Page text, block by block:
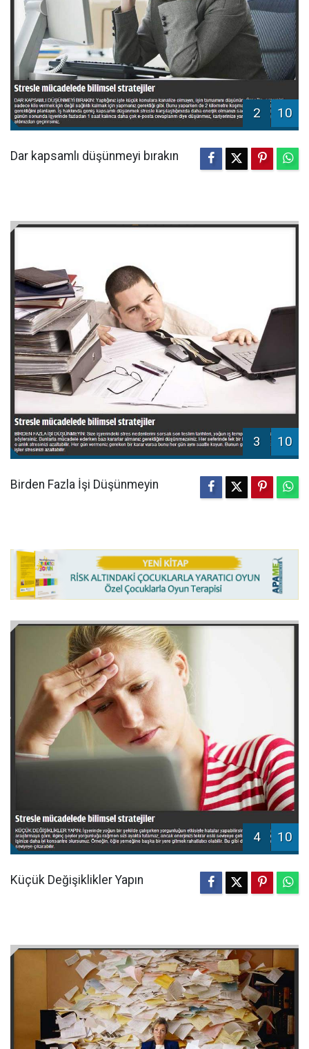
2 10
Dar kapsamlı düşünmeyi bırakın
3 10
Birden Fazla İşi Düşünmeyin
4 10
Küçük Değişiklikler Yapın